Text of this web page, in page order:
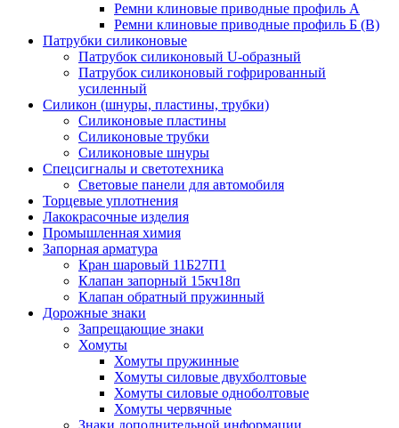
Ремни клиновые приводные профиль А
Ремни клиновые приводные профиль Б (B)
Патрубки силиконовые
Патрубок силиконовый U-образный
Патрубок силиконовый гофрированный
усиленный
Силикон (шнуры, пластины, трубки)
Силиконовые пластины
Силиконовые трубки
Силиконовые шнуры
Спецсигналы и светотехника
Световые панели для автомобиля
Торцевые уплотнения
Лакокрасочные изделия
Промышленная химия
Запорная арматура
Кран шаровый 11Б27П1
Клапан запорный 15кч18п
Клапан обратный пружинный
Дорожные знаки
Запрещающие знаки
Хомуты
Хомуты пружинные
Хомуты силовые двухболтовые
Хомуты силовые одноболтовые
Хомуты червячные
Знаки дополнительной информации